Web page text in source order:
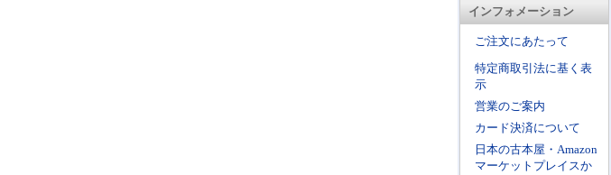
インフォメーション
ご注文にあたって
特定商取引法に基く表
示
営業のご案内
カード決済について
日本の古本屋・Amazon
マーケットプレイスか